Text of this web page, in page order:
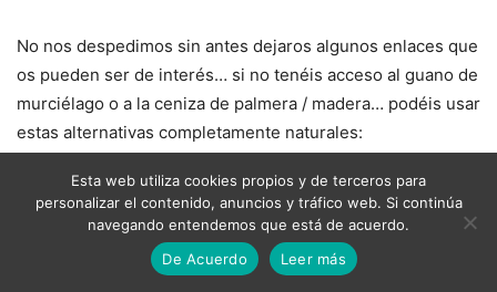
No nos despedimos sin antes dejaros algunos enlaces que
os pueden ser de interés… si no tenéis acceso al guano de
murciélago o a la ceniza de palmera / madera… podéis usar
estas alternativas completamente naturales:
Purín de Ortigas
Té de Banana
Esta web utiliza cookies propios y de terceros para
personalizar el contenido, anuncios y tráfico web. Si continúa
navegando entendemos que está de acuerdo.
De Acuerdo
Leer más